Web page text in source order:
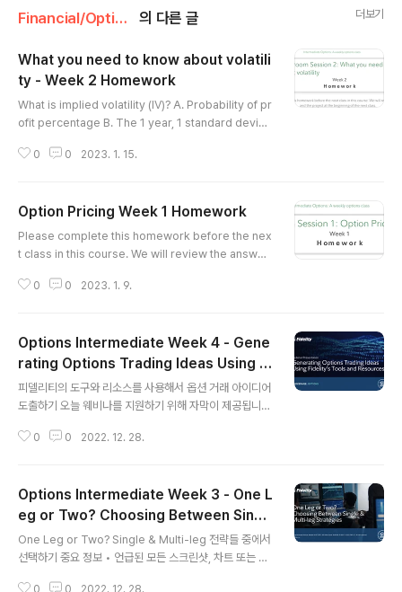
Financial/Options Intermediate 의 다른 글 더보기
What you need to know about volatili
ty - Week 2 Homework
What is implied volatility (IV)? A. Probability of pr
ofit percentage B. The 1 year, 1 standard deviati
recent activity D. The expected change in optio
cted move when IV (implied volatility) is 16%? A.
0.5% B. 1% C. 1.6% D. 16% ==> B. IV 16%의 변화는
하루에 1%의 주가 변동을 ..
0 0 2023. 1. 15.
Option Pricing Week 1 Homework
Please complete this homework before the nex
t class in this course. We will review the answer
ss. How are options prices determined on a dail
Merton model C. Using the binomial tree model
D. By supply and demand ==> D. 옵션 가격은 수요와
공급에 의해 결정 된다. Which of these..
0 0 2023. 1. 9.
Options Intermediate Week 4 - Gene
rating Options Trading Ideas Using Fi
delity’s Tools and Resources
피델리티의 도구와 리소스를 사용해서 옵션 거래 아이디어
도출하기 오늘 웨비나를 지원하기 위해 자막이 제공됩니
로 인해 완벽하게 정확한 필사본이 아닐 수 있습니다. 다음
리 또는 지역 사회에 특정한 어휘 및 방언 중요 정보 • 언급
된 모든 스크린샷, 차트 또는 회사 거래 기호는 설명 목적으
로만 제공되며 매도 제안, 매수 제안 권유 또는 증권에 대한
추천으로 간주되어서는 안 됩니다. • 옵션 거래는 상당한
위험을 수반하며 모든 투자자에게 적합하지 않습니다. 특
정 복합 옵션 전략은 추가적인 위험을 수반합니다. 옵션을
0 0 2022. 12. 28.
Options Intermediate Week 3 - One L
eg or Two? Choosing Between Singl
e & Multi-leg Strategies
One Leg or Two? Single & Multi-leg 전략들 중에서
선택하기 중요 정보 • 언급된 모든 스크린샷, 차트 또는 회
0 0 2022. 12. 28.